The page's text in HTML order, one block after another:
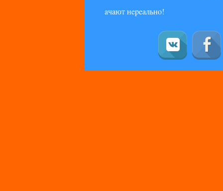
aчaют нepeaльнo!